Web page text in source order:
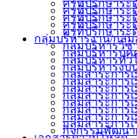
ครูที่ปรึกษาระ
ครูที่ปรึกษาระ
ครูที่ปรึกษาระ
ครูที่ปรึกษาระ
ครูที่ปรึกษาระ
กลุ่มบริหารงาน/กลุ่ม
กลุ่มบริหารวิช
กลุ่มบริหารบุค
กลุ่มบริหารทั่ว
กลุ่มบริหารงบ
กลุ่มสาระการ
กลุ่มสาระการ
กลุ่มสาระการ
กลุ่มสาระการ
กลุ่มสาระการ
กลุ่มสาระการ
กลุ่มสาระการ
กลุ่มสาระการ
กิจกรรมพัฒนา